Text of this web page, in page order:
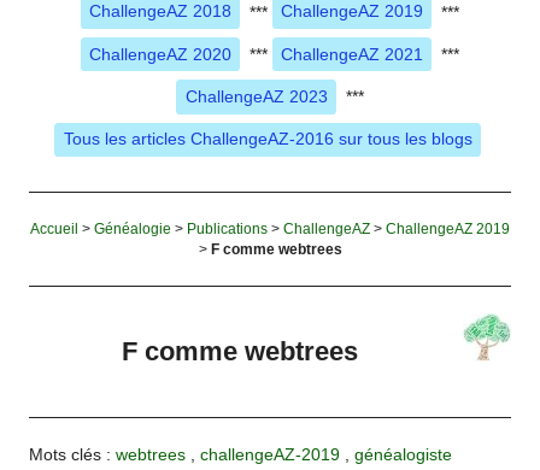
ChallengeAZ 2018 *** ChallengeAZ 2019 ***
ChallengeAZ 2020 *** ChallengeAZ 2021 ***
ChallengeAZ 2023 ***
Tous les articles ChallengeAZ-2016 sur tous les blogs
Accueil > Généalogie > Publications > ChallengeAZ > ChallengeAZ 2019
> F comme webtrees
F comme webtrees
Mots clés :webtrees ,challengeAZ-2019 ,généalogiste